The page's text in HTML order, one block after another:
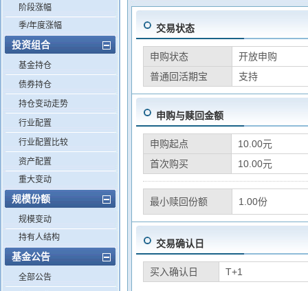
阶段涨幅
季/年度涨幅
投资组合
基金持仓
债券持仓
持仓变动走势
行业配置
行业配置比较
资产配置
重大变动
规模份额
规模变动
持有人结构
基金公告
全部公告
交易状态
申购状态
开放申购
普通回活期宝
支持
申购与赎回金额
申购起点
10.00元
首次购买
10.00元
最小赎回份额 1.00份
交易确认日
买入确认日 T+1